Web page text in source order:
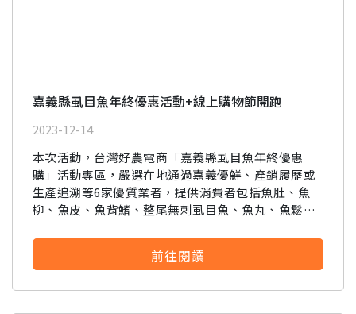
嘉義縣虱目魚年終優惠活動+線上購物節開跑
2023-12-14
本次活動，台灣好農電商「嘉義縣虱目魚年終優惠
購」活動專區，嚴選在地通過嘉義優鮮、產銷履歷或
生產追溯等6家優質業者，提供消費者包括魚肚、魚
柳、魚皮、魚背鰭、整尾無刺虱目魚、魚丸、魚鬆、
前往閱讀